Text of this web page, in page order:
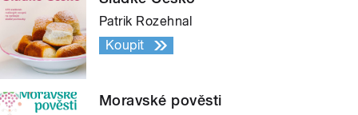
Patrik Rozehnal
Koupit
Moravské pověsti